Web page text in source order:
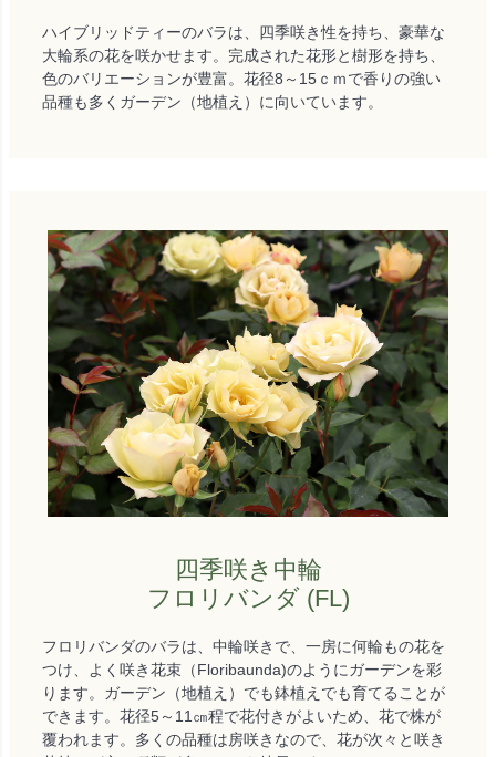
ハイブリッドティーのバラは、四季咲き性を持ち、豪華な
大輪系の花を咲かせます。完成された花形と樹形を持ち、
色のバリエーションが豊富。花径8～15ｃｍで香りの強い
品種も多くガーデン（地植え）に向いています。
四季咲き中輪
フロリバンダ (FL)
フロリバンダのバラは、中輪咲きで、一房に何輪もの花を
つけ、よく咲き花束（Floribaunda)のようにガーデンを彩
ります。ガーデン（地植え）でも鉢植えでも育てることが
できます。花径5～11㎝程で花付きがよいため、花で株が
覆われます。多くの品種は房咲きなので、花が次々と咲き